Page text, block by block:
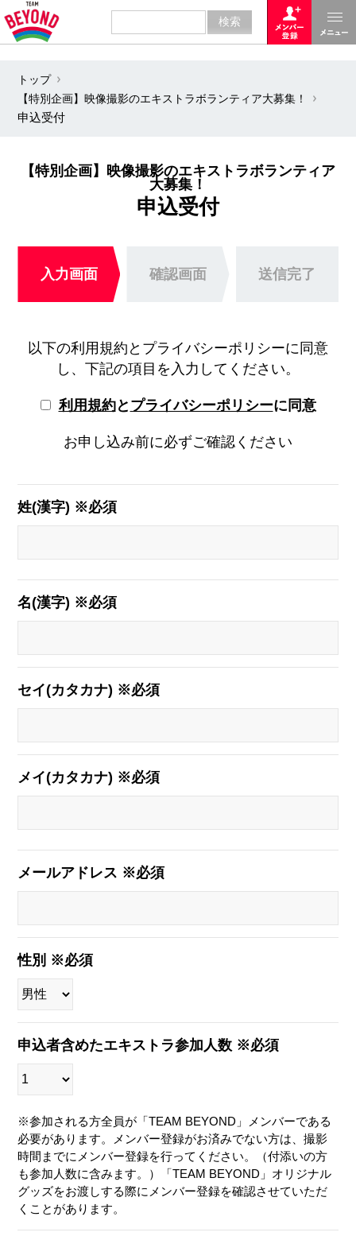
トップ
【特別企画】映像撮影のエキストラボランティア大募集！
申込受付
【特別企画】映像撮影のエキストラボランティア
大募集！
申込受付
入力画面 確認画面 送信完了
以下の利用規約とプライバシーポリシーに同意
し、下記の項目を入力してください。
利用規約と プライバシーポリシーに同意
お申し込み前に必ずご確認ください
姓(漢字) ※必須
名(漢字) ※必須
セイ(カタカナ) ※必須
メイ(カタカナ) ※必須
メールアドレス ※必須
性別 ※必須
申込者含めたエキストラ参加人数 ※必須
※参加される方全員が「TEAM BEYOND」メンバーである
必要があります。メンバー登録がお済みでない方は、撮影
時間までにメンバー登録を行ってください。（付添いの方
も参加人数に含みます。）「TEAM BEYOND」オリジナル
グッズをお渡しする際にメンバー登録を確認させていただ
くことがあります。